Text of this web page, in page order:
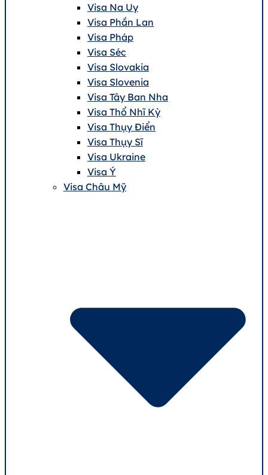
Visa Na Uy
Visa Phần Lan
Visa Pháp
Visa Séc
Visa Slovakia
Visa Slovenia
Visa Tây Ban Nha
Visa Thổ Nhĩ Kỳ
Visa Thụy Điển
Visa Thụy Sĩ
Visa Ukraine
Visa Ý
Visa Châu Mỹ